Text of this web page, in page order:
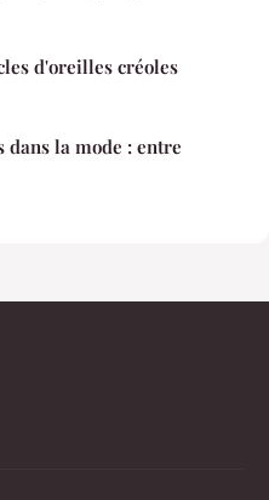
d'oreilles créoles
dans la mode : entre